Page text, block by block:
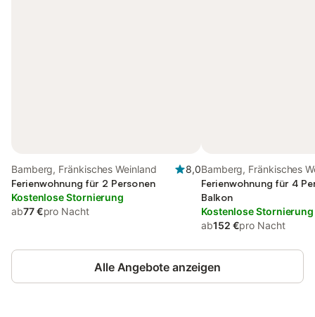
Bamberg, Fränkisches Weinland
8,0
Ferienwohnung für 2 Personen
Kostenlose Stornierung
ab77 €pro Nacht
Bamberg, Fränkisches
Ferienwohnung für 4
Balkon
Kostenlose Stornierung
ab152 €pro Nacht
Alle Angebote anzeigen